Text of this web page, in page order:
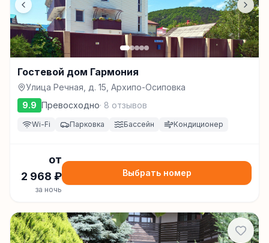
Гостевой дом Гармония
Улица Речная, д. 15, Архипо-Осиповка
9.9 Превосходно· 8 отзывов
Wi-Fi Парковка Бассейн Кондиционер
от
2 968 ₽
за ночь
Выбрать номер